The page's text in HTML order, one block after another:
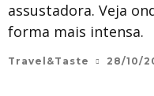
assustadora. Veja
forma mais intensa.
Travel&Taste 28/10/